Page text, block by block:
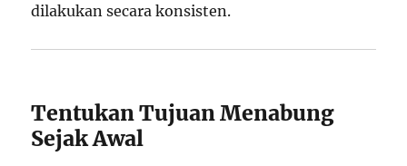
dilakukan secara konsisten.
Tentukan Tujuan Menabung
Sejak Awal